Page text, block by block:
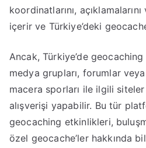
koordinatlarını, açıklamalarını
içerir ve Türkiye’deki
Ancak, Türkiye’de
medya grupları, forumlar
macera sporları ile ilgili siteler
alışverişi yapabilir. Bu tür
geocaching etkinlikleri,
özel geocache’ler hakkında